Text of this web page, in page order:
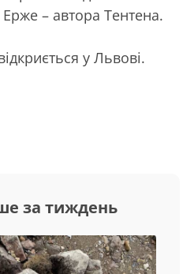
– автора Тентена.
у Львові.
за тиждень